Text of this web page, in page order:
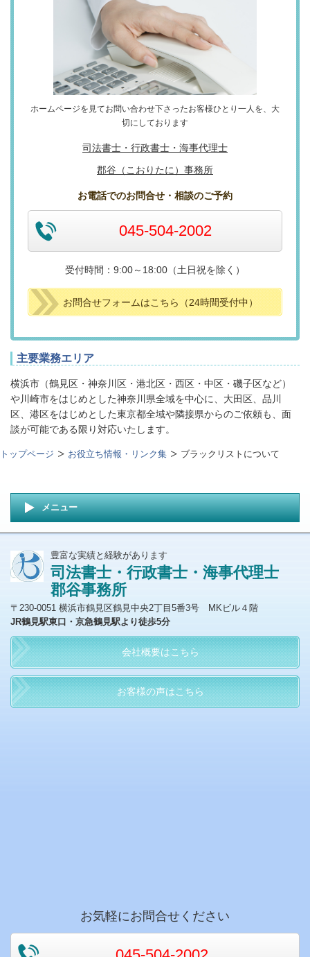
ホームページを見てお問い合わせ下さったお客様ひとり一人を、大
切にしております
司法書士・行政書士・海事代理士
郡谷（こおりたに）事務所
お電話でのお問合せ・相談のご予約
045-504-2002
受付時間：9:00～18:00（土日祝を除く）
お問合せフォームはこちら（24時間受付中）
主要業務エリア
横浜市（鶴見区・神奈川区・港北区・西区・中区・磯子区など）
や川崎市をはじめとした神奈川県全域を中心に、大田区、品川
区、港区をはじめとした東京都全域や隣接県からのご依頼も、面
談が可能である限り対応いたします。
トップページ お役立ち情報・リンク集 ブラックリストについて
メニュー
豊富な実績と経験があります
司法書士・行政書士・海事代理士
郡谷事務所
〒230-0051 横浜市鶴見区鶴見中央2丁目5番3号 MKビル４階
JR鶴見駅東口・京急鶴見駅より徒歩5分
会社概要はこちら
お客様の声はこちら
お気軽にお問合せください